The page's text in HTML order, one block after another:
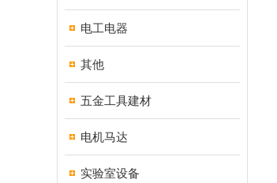
电工电器
其他
五金工具建材
电机马达
实验室设备